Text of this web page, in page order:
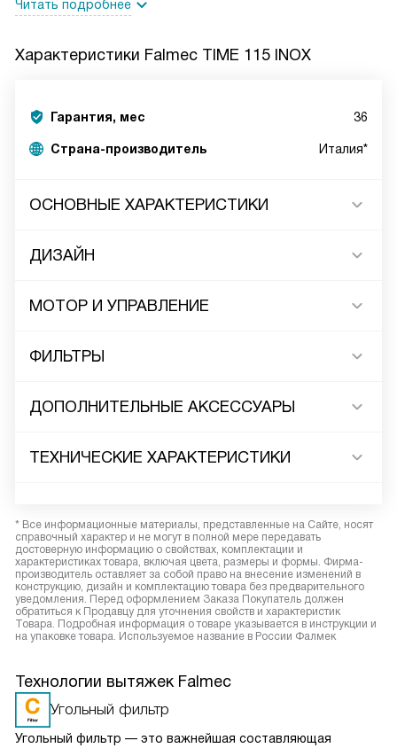
Читать подробнее
Характеристики Falmec TIME 115 INOX
Гарантия, мес 36
Страна-производитель Италия*
ОСНОВНЫЕ ХАРАКТЕРИСТИКИ
ДИЗАЙН
МОТОР И УПРАВЛЕНИЕ
ФИЛЬТРЫ
ДОПОЛНИТЕЛЬНЫЕ АКСЕССУАРЫ
ТЕХНИЧЕСКИЕ ХАРАКТЕРИСТИКИ
* Все информационные материалы, представленные на Сайте, носят
справочный характер и не могут в полной мере передавать
достоверную информацию о свойствах, комплектации и
характеристиках товара, включая цвета, размеры и формы. Фирма-
производитель оставляет за собой право на внесение изменений в
конструкцию, дизайн и комплектацию товара без предварительного
уведомления. Перед оформлением Заказа Покупатель должен
обратиться к Продавцу для уточнения свойств и характеристик
Товара. Подробная информация о товаре указывается в инструкции и
на упаковке товара. Используемое название в России Фалмек
Технологии вытяжек Falmec
Угольный фильтр
Угольный фильтр — это важнейшая составляющая